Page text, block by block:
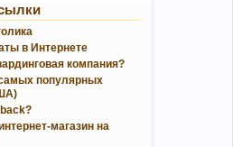
в Интернете
компания?
популярных
магазин на